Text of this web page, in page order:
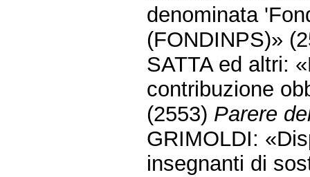
denominata
(FONDINPS)»
SATTA ed altri:
contribuzione
(2553) Parere
GRIMOLDI:
insegnanti di